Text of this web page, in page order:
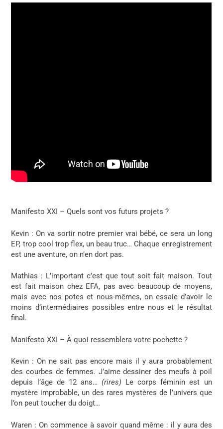
Manifesto XXI – Quels sont vos futurs projets ?
Kevin : On va sortir notre premier vrai bébé, ce sera un long
EP, trop cool trop flex, un beau truc… Chaque enregistrement
est une aventure, on n’en dort pas.
Mathias : L’important c’est que tout soit fait maison. Tout
est fait maison chez EFA, pas avec beaucoup de moyens,
mais avec nos potes et nous-mêmes, on essaie d’avoir le
moins d’intermédiaires possibles entre nous et le résultat
final.
Manifesto XXI – À quoi ressemblera votre pochette ?
Kevin : On ne sait pas encore mais il y aura probablement
des courbes de femmes. J’aime dessiner des meufs à poil
depuis l’âge de 12 ans… (rires) Le corps féminin est un
mystère improbable, un des rares mystères de l’univers que
l’on peut toucher du doigt…
Waren : On commence à savoir quand même : il y aura des